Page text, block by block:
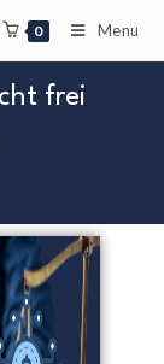
0 Menu
frei